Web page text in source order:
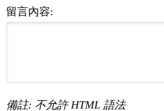
留言內容:
備註: 不允許 HTML 語法